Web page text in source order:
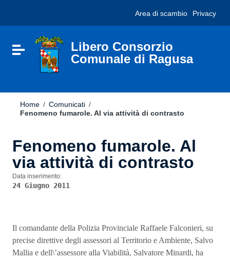
sito
include
Vai al footer
Area di scambio Privacy
Attiva / disattiva la navigazione
Libero Consorzio
Comunale di Ragusa
Home / Comunicati /
Fenomeno fumarole. Al via attività di contrasto
Fenomeno fumarole. Al
via attività di contrasto
Data inserimento:
24 Giugno 2011
Il comandante della Polizia Provinciale Raffaele Falconieri, su
precise direttive degli assessori al Territorio e Ambiente, Salvo
Mallia e dell\’assessore alla Viabilità, Salvatore Minardi, ha